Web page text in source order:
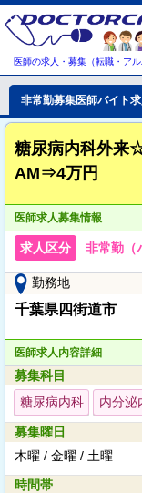
医師の求人・募集（転職・アル
非常勤募集医師バイト
糖尿病内科外来
AM⇒4万円
医師求人募集情報
求人区分 非常勤（
勤務地
千葉県四街道市
医師求人内容詳細
募集科目
糖尿病内科
内分泌
募集曜日
木曜 / 金曜 / 土曜
時間帯